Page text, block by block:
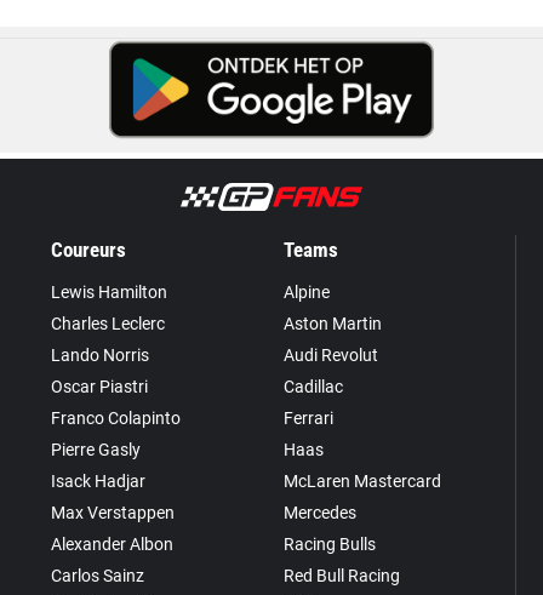
Coureurs
Lewis Hamilton
Charles Leclerc
Lando Norris
Oscar Piastri
Franco Colapinto
Pierre Gasly
Isack Hadjar
Max Verstappen
Alexander Albon
Carlos Sainz
Teams
Alpine
Aston Martin
Audi Revolut
Cadillac
Ferrari
Haas
McLaren Mastercard
Mercedes
Racing Bulls
Red Bull Racing